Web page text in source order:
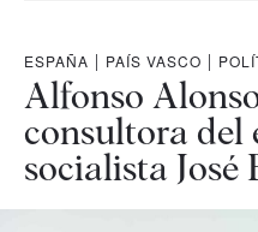
ESPAÑA | PAÍS VASCO |
Alfonso
consultora del
socialista José